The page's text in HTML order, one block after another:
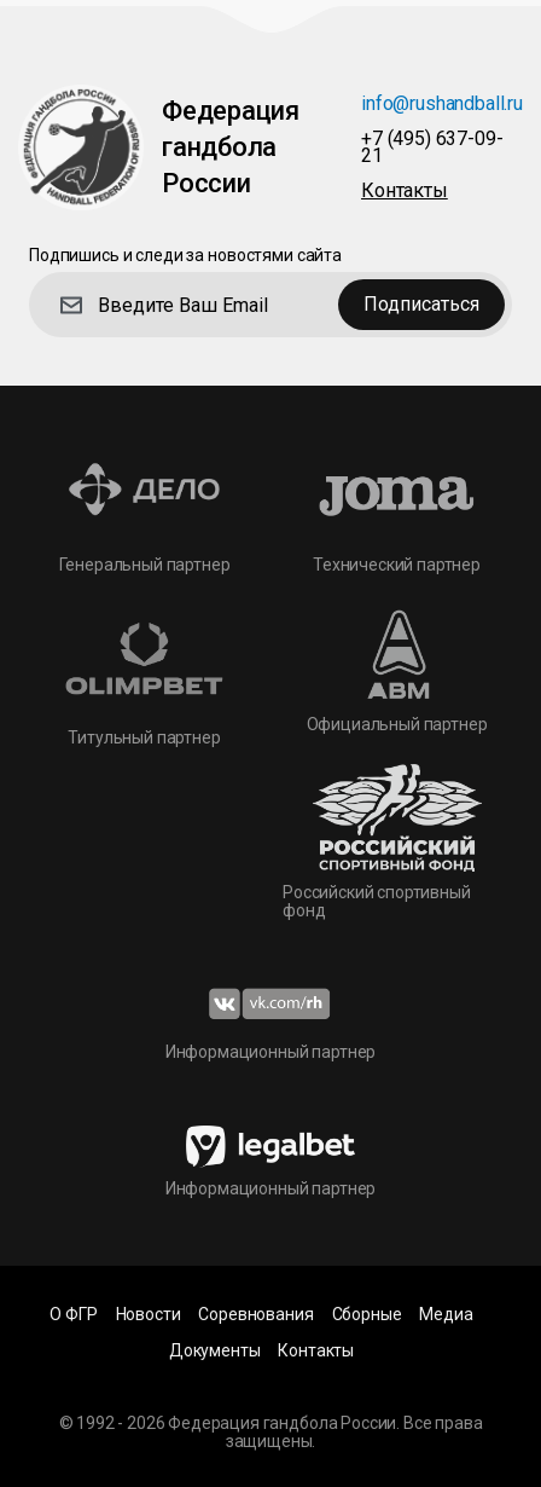
Федерация
гандбола
России
info@rushandball.ru
+7 (495) 637-09-
21
Контакты
Подпишись и следи за новостями сайта
Подписаться
Генеральный партнер
Титульный партнер
Технический партнер
Официальный партнер
Российский спортивный
фонд
Информационный партнер
Информационный партнер
© 1992 - 2026 Федерация гандбола России. Все права
защищены.
О ФГР Новости Соревнования Сборные
Медиа
Документы
Контакты